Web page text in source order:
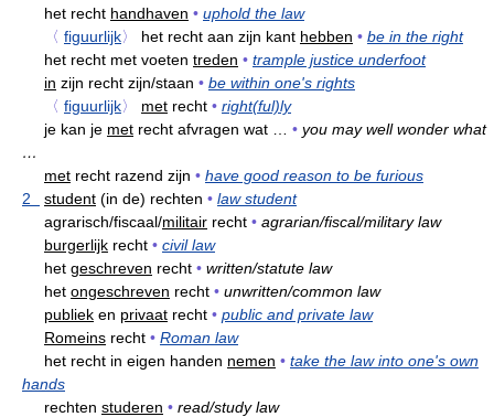
het recht handhaven • uphold the law
〈 figuurlijk〉 het recht aan zijn kant hebben • be in the right
het recht met voeten treden • trample justice underfoot
in zijn recht zijn/staan • be within one's rights
〈 figuurlijk〉 met recht • right(ful)ly
je kan je met recht afvragen wat … • you may well wonder what
…
met recht razend zijn • have good reason to be furious
2
student (in de) rechten • law student
agrarisch/fiscaal/militair recht • agrarian/fiscal/military law
burgerlijk recht • civil law
het geschreven recht • written/statute law
het ongeschreven recht • unwritten/common law
publiek en privaat recht • public and private law
Romeins recht • Roman law
het recht in eigen handen nemen • take the law into one's own
hands
rechten studeren • read/study law